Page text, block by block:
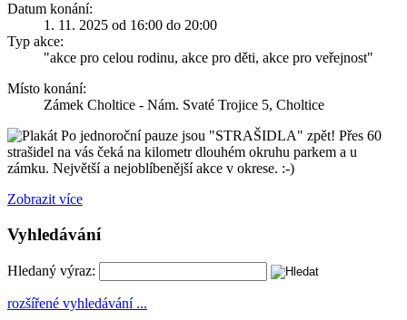
Datum konání:
1. 11. 2025 od 16:00 do 20:00
Typ akce:
"akce pro celou rodinu, akce pro děti, akce pro veřejnost"
Místo konání:
Zámek Choltice - Nám. Svaté Trojice 5, Choltice
Po jednoroční pauze jsou "STRAŠIDLA" zpět! Přes 60
strašidel na vás čeká na kilometr dlouhém okruhu parkem a u
zámku. Největší a nejoblíbenější akce v okrese. :-)
Zobrazit více
Vyhledávání
Hledaný výraz:
rozšířené vyhledávání ...